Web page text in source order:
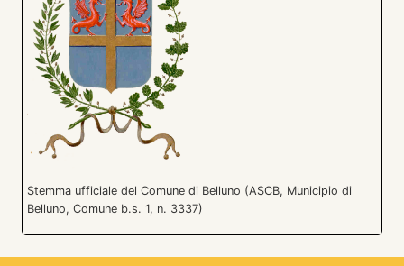
Stemma ufficiale del Comune di Belluno (ASCB, Municipio di
Belluno, Comune b.s. 1, n. 3337)